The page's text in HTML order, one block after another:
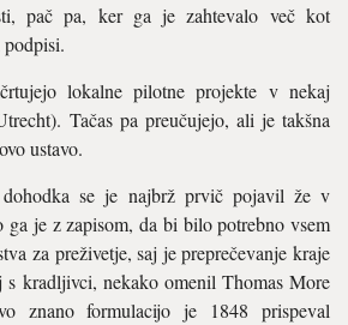
pač pa, ker ga je zahtevalo več kot
lokalne pilotne projekte v nekaj
Tačas pa preučujejo, ali je takšna
ustavo.
dohodka se je najbrž prvič pojavil že v
ga je z zapisom, da bi bilo potrebno vsem
za preživetje, saj je preprečevanje kraje
kradljivci, nekako omenil Thomas More
znano formulacijo je 1848 prispeval